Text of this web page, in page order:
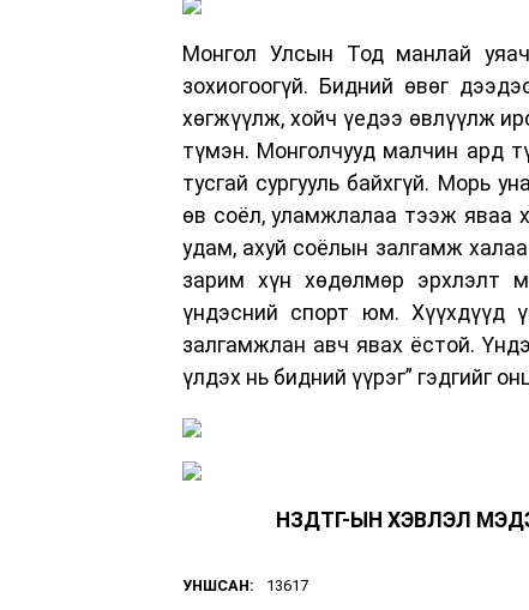
Монгол Улсын Тод манлай
зохиогоогүй. Бидний өвөг
хөгжүүлж, хойч үедээ өвлүүлж
түмэн. Монголчууд малчин ард
тусгай сургууль байхгүй. Морь
өв соёл, уламжлалаа тээж яваа
удам, ахуй соёлын залгамж
зарим хүн хөдөлмөр эрхлэлт
үндэсний спорт юм. Хүүхдүүд
залгамжлан авч явах ёстой.
үлдэх нь бидний үүрэг” гэдгийг
НЗДТГ-ЫН ХЭВЛЭЛ
УНШСАН: 13617